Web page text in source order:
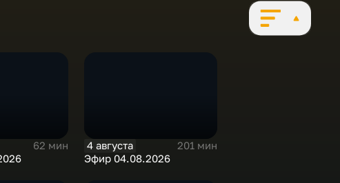
62 мин
4 августа
201 мин
Эфир 04.08.2026